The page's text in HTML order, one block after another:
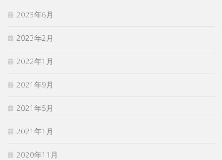
2023年6月
2023年2月
2022年1月
2021年9月
2021年5月
2021年1月
2020年11月